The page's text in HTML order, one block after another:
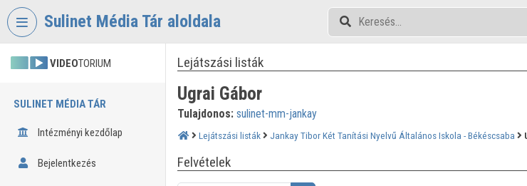
Fejléc kihagyása
Sulinet Média Tár aloldala
VIDEOTORIUM
SULINET MÉDIA TÁR
Intézményi kezdőlap
Bejelentkezés
Lejátszási listák
Ugrai Gábor
Tulajdonos: sulinet-mm-jankay
Lejátszási listák Jankay Tibor Két Tanítási Nyelvű Általános Iskola - Békéscsaba
Felvételek